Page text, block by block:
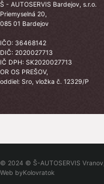
Š - AUTOSERVIS Bardejov, s.r.o.
Priemyselná 20,
085 01 Bardejov
IČO: 36468142
DIČ: 2020027713
IČ DPH: SK2020027713
OR OS PREŠOV,
oddiel: Sro, vložka č. 12329/P
© 2024 © Š-AUTOSERVIS
Web byKolovratok